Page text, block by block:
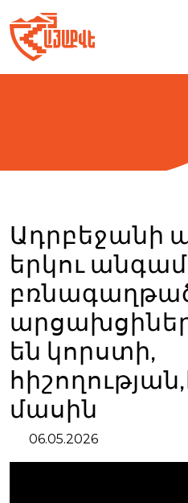
to
content
Ադրբեջանի
երկու անգամ
են կորստի,
մասին
06.05.2026